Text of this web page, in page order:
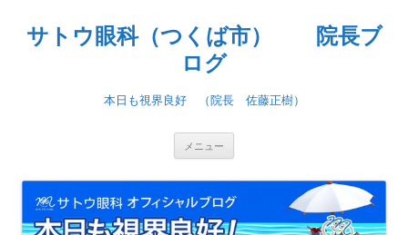
テ
ン
サトウ眼科（つくば市） 院長ブ
ログ
本日も視界良好 （院長 佐藤正樹）
メニュー